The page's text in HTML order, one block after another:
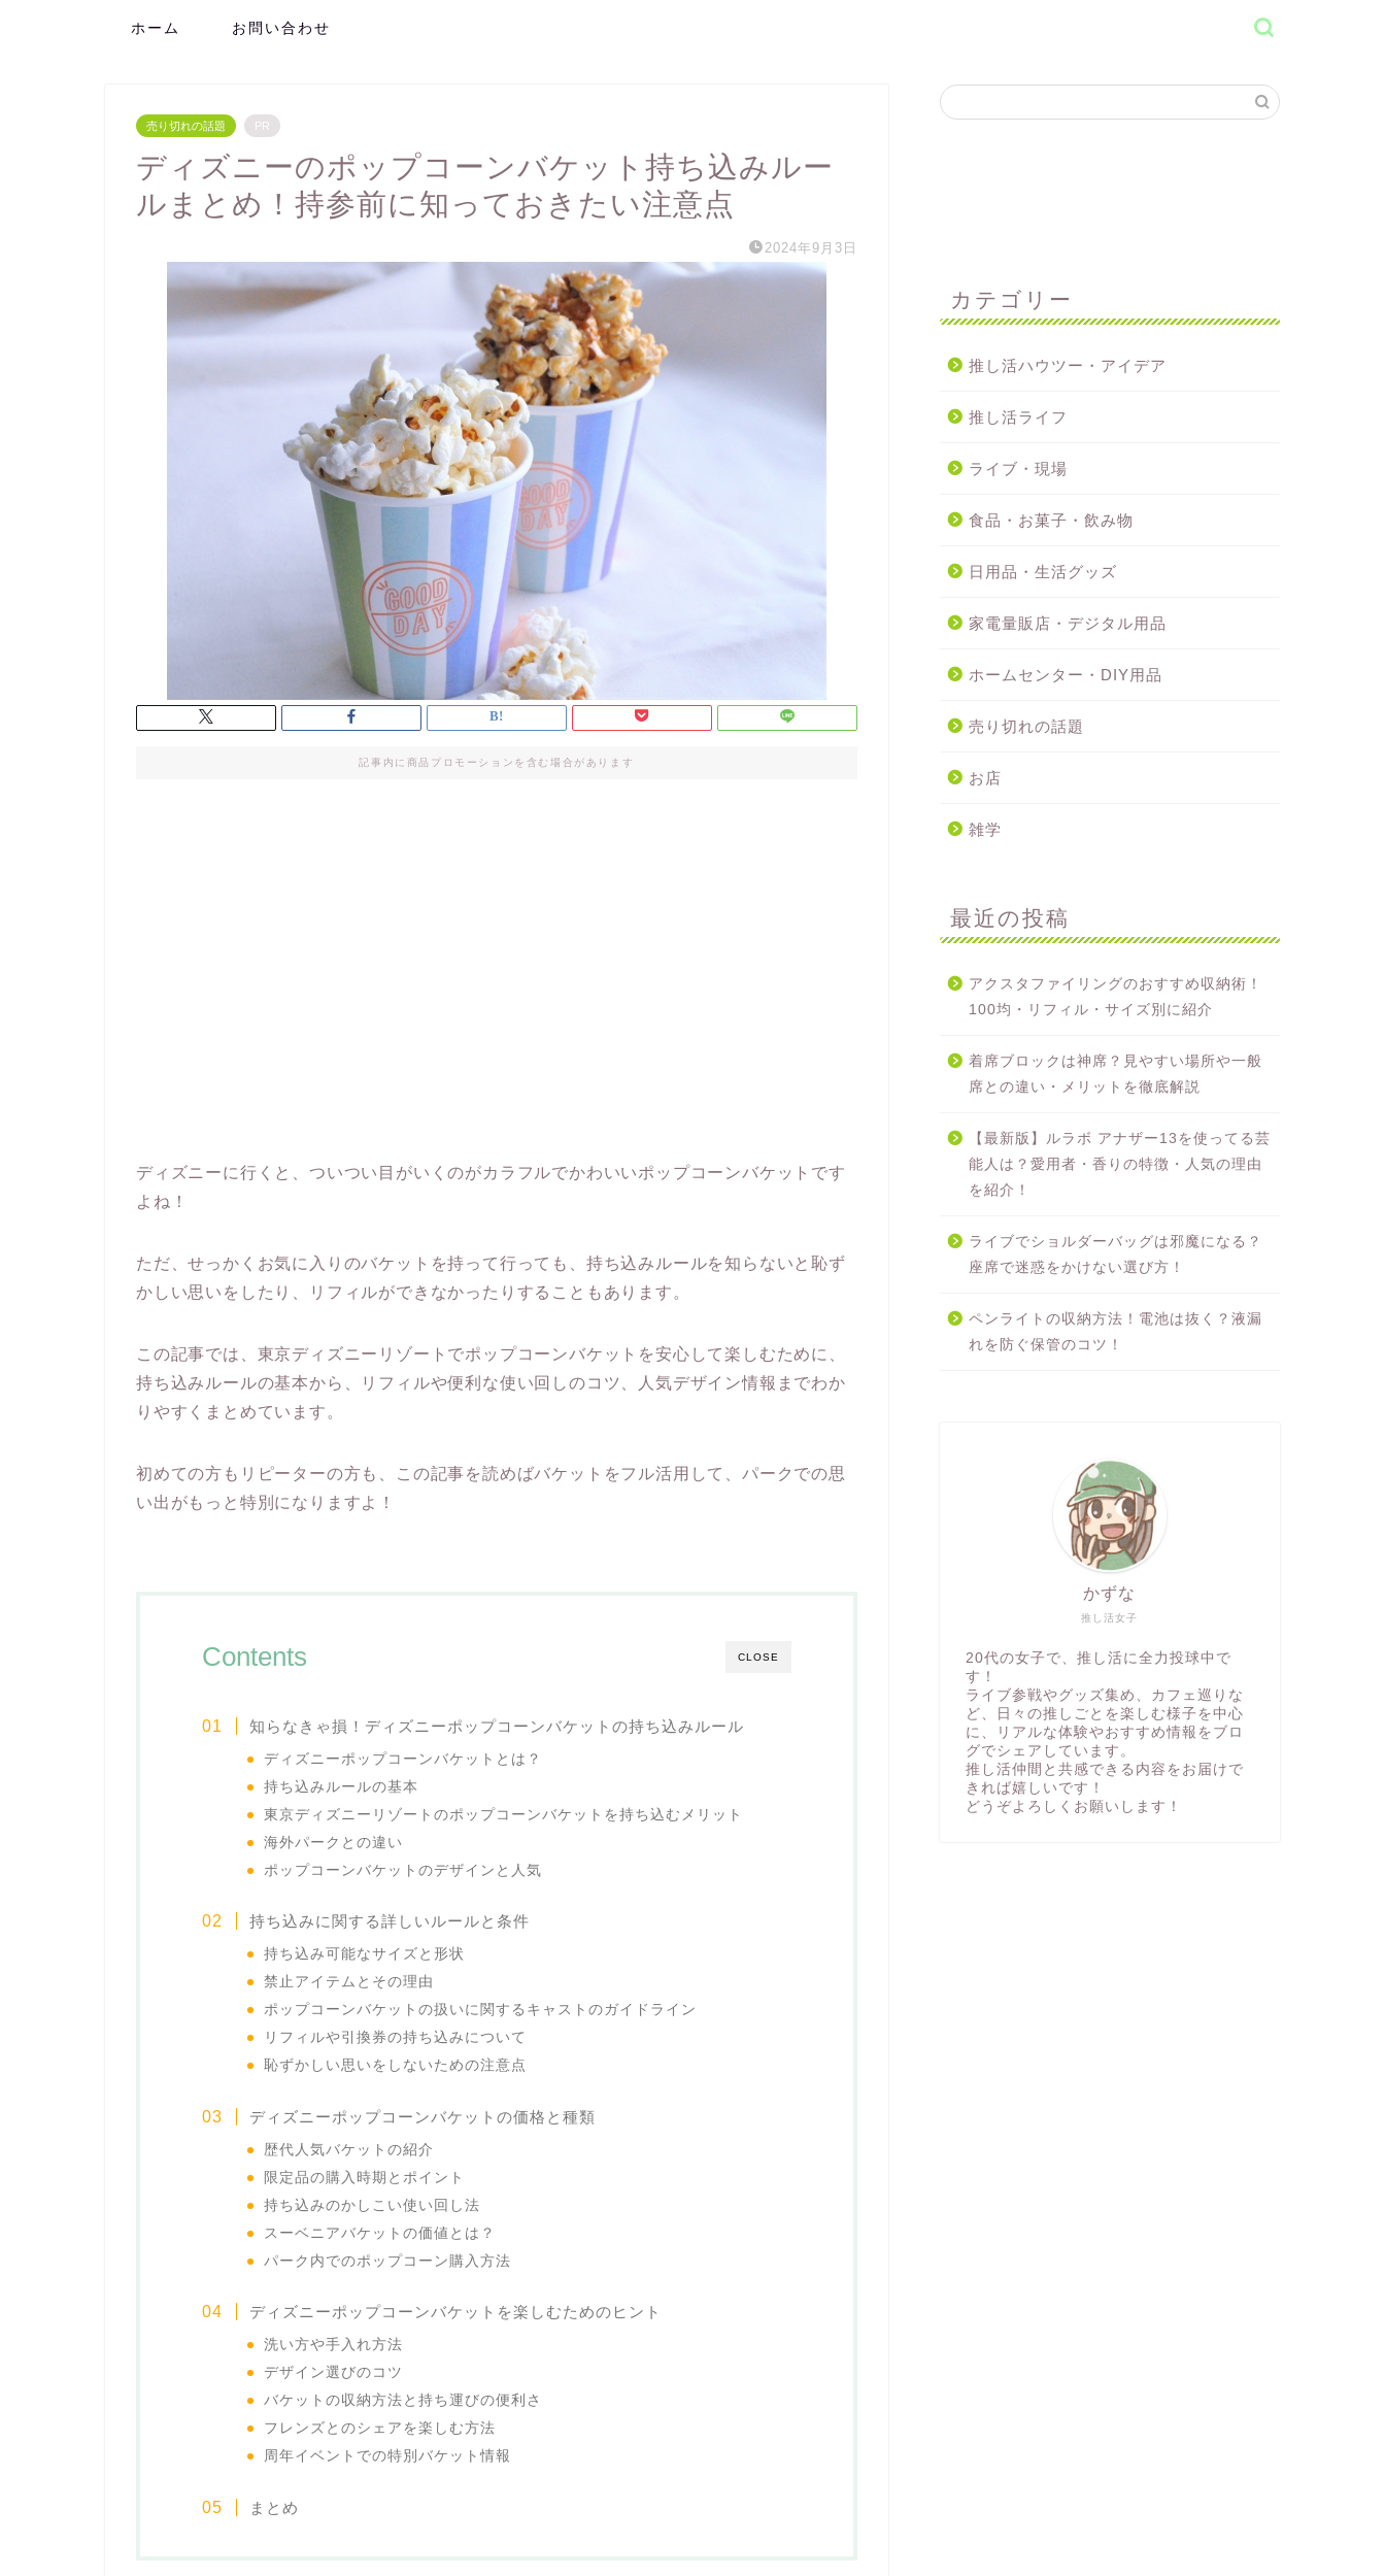
ホーム お問い合わせ
売り切れの話題 PR
ディズニーのポップコーンバケット持ち込みルー
ルまとめ！持参前に知っておきたい注意点
2024年9月3日
記事内に商品プロモーションを含む場合があります
ディズニーに行くと、ついつい目がいくのがカラフルでかわいいポップコーンバケットです
よね！
ただ、せっかくお気に入りのバケットを持って行っても、持ち込みルールを知らないと恥ず
かしい思いをしたり、リフィルができなかったりすることもあります。
この記事では、東京ディズニーリゾートでポップコーンバケットを安心して楽しむために、
持ち込みルールの基本から、リフィルや便利な使い回しのコツ、人気デザイン情報までわか
りやすくまとめています。
初めての方もリピーターの方も、この記事を読めばバケットをフル活用して、パークでの思
い出がもっと特別になりますよ！
CLOSE
Contents
知らなきゃ損！ディズニーポップコーンバケットの持ち込みルール
ディズニーポップコーンバケットとは？
持ち込みルールの基本
東京ディズニーリゾートのポップコーンバケットを持ち込むメリット
海外パークとの違い
ポップコーンバケットのデザインと人気
持ち込みに関する詳しいルールと条件
持ち込み可能なサイズと形状
禁止アイテムとその理由
ポップコーンバケットの扱いに関するキャストのガイドライン
リフィルや引換券の持ち込みについて
恥ずかしい思いをしないための注意点
ディズニーポップコーンバケットの価格と種類
歴代人気バケットの紹介
限定品の購入時期とポイント
持ち込みのかしこい使い回し法
スーベニアバケットの価値とは？
パーク内でのポップコーン購入方法
ディズニーポップコーンバケットを楽しむためのヒント
洗い方や手入れ方法
デザイン選びのコツ
バケットの収納方法と持ち運びの便利さ
フレンズとのシェアを楽しむ方法
周年イベントでの特別バケット情報
まとめ
カテゴリー
推し活ハウツー・アイデア
推し活ライフ
ライブ・現場
食品・お菓子・飲み物
日用品・生活グッズ
家電量販店・デジタル用品
ホームセンター・DIY用品
売り切れの話題
お店
雑学
最近の投稿
アクスタファイリングのおすすめ収納術！
100均・リフィル・サイズ別に紹介
着席ブロックは神席？見やすい場所や一般
席との違い・メリットを徹底解説
【最新版】ルラボ アナザー13を使ってる芸
能人は？愛用者・香りの特徴・人気の理由
を紹介！
ライブでショルダーバッグは邪魔になる？
座席で迷惑をかけない選び方！
ペンライトの収納方法！電池は抜く？液漏
れを防ぐ保管のコツ！
推し活女子
かずな
20代の女子で、推し活に全力投球中で
す！
ライブ参戦やグッズ集め、カフェ巡りな
ど、日々の推しごとを楽しむ様子を中心
に、リアルな体験やおすすめ情報をブロ
グでシェアしています。
推し活仲間と共感できる内容をお届けで
きれば嬉しいです！
どうぞよろしくお願いします！